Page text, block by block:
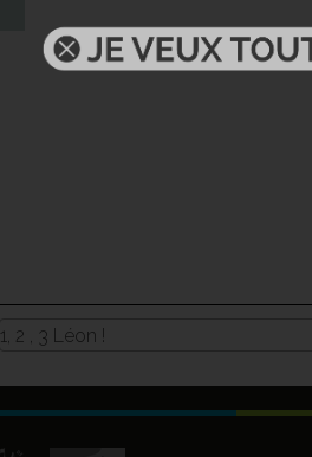
1, 2 , 3 Léon !